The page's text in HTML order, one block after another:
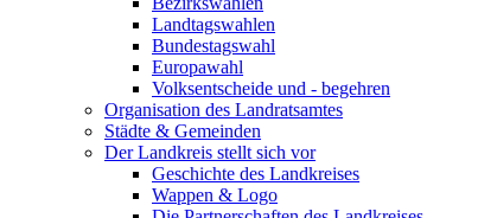
Landtagswahlen
Bundestagswahl
Europawahl
Volksentscheide und - begehren
Organisation des Landratsamtes
Städte & Gemeinden
Der Landkreis stellt sich vor
Geschichte des Landkreises
Wappen & Logo